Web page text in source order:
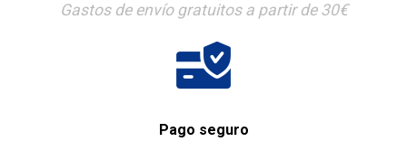
Gastos de envío gratuitos a partir de 30€
Pago seguro